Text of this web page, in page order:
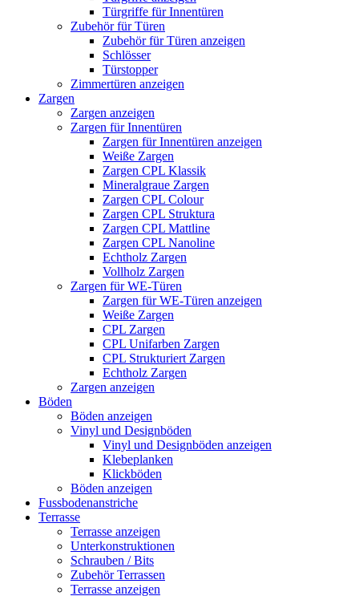
Türgriffe für Innentüren
Zubehör für Türen
Zubehör für Türen anzeigen
Schlösser
Türstopper
Zimmertüren anzeigen
Zargen
Zargen anzeigen
Zargen für Innentüren
Zargen für Innentüren anzeigen
Weiße Zargen
Zargen CPL Klassik
Mineralgraue Zargen
Zargen CPL Colour
Zargen CPL Struktura
Zargen CPL Mattline
Zargen CPL Nanoline
Echtholz Zargen
Vollholz Zargen
Zargen für WE-Türen
Zargen für WE-Türen anzeigen
Weiße Zargen
CPL Zargen
CPL Unifarben Zargen
CPL Strukturiert Zargen
Echtholz Zargen
Zargen anzeigen
Böden
Böden anzeigen
Vinyl und Designböden
Vinyl und Designböden anzeigen
Klebeplanken
Klickböden
Böden anzeigen
Fussbodenanstriche
Terrasse
Terrasse anzeigen
Unterkonstruktionen
Schrauben / Bits
Zubehör Terrassen
Terrasse anzeigen